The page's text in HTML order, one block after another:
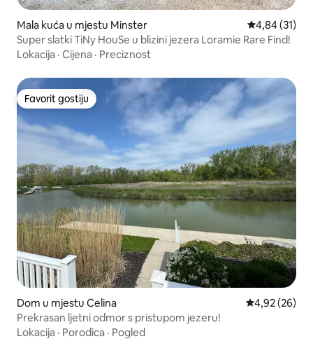
Mala kuća u mjestu Minster Prosječna
4,84 (31)
Super slatki TiNy HouSe u blizini jezera Loramie Rare Find!
Lokacija · Cijena · Preciznost
Favorit gostiju
Favorit gostiju
Dom u mjestu Celina Prosječna
4,92 (26)
Prekrasan ljetni odmor s pristupom jezeru!
Lokacija · Porodica · Pogled